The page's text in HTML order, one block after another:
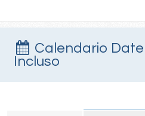
Calendario Date
Incluso